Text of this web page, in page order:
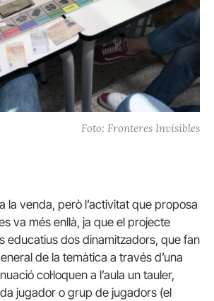
Foto: Fronteres Invisibles
la venda, però l’activitat que proposa
va més enllà, ja que el projecte
educatius dos dinamitzadors, que fan
de la temàtica a través d’una
col·loquen a l’aula un tauler,
jugador o grup de jugadors (el